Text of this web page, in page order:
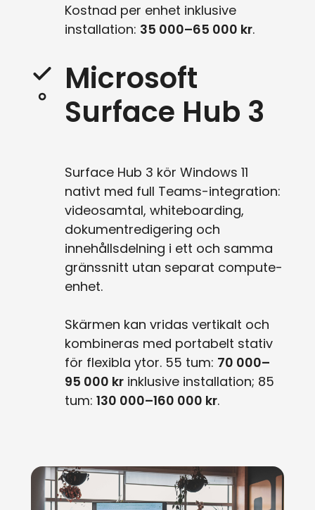
Kostnad per enhet inklusive
installation: 35 000–65 000 kr.
Microsoft
Surface Hub 3
Surface Hub 3 kör Windows 11
nativt med full Teams-integration:
videosamtal, whiteboarding,
dokumentredigering och
innehållsdelning i ett och samma
gränssnitt utan separat compute-
enhet.
Skärmen kan vridas vertikalt och
kombineras med portabelt stativ
för flexibla ytor. 55 tum: 70 000–
95 000 kr inklusive installation; 85
tum: 130 000–160 000 kr.